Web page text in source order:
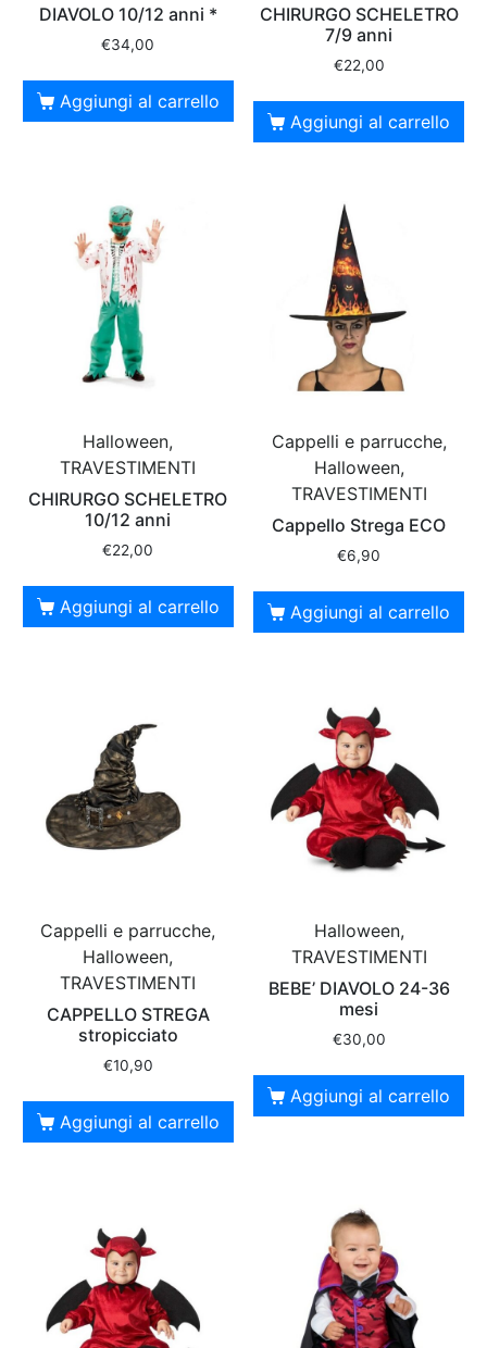
DIAVOLO 10/12 anni *
€34,00
Aggiungi al carrello
CHIRURGO SCHELETRO
7/9 anni
€22,00
Aggiungi al carrello
Halloween,
TRAVESTIMENTI
CHIRURGO SCHELETRO
10/12 anni
€22,00
Aggiungi al carrello
Cappelli e parrucche,
Halloween,
TRAVESTIMENTI
Cappello Strega ECO
€6,90
Aggiungi al carrello
Cappelli e parrucche,
Halloween,
TRAVESTIMENTI
CAPPELLO STREGA
stropicciato
€10,90
Aggiungi al carrello
Halloween,
TRAVESTIMENTI
BEBE’ DIAVOLO 24-36
mesi
€30,00
Aggiungi al carrello